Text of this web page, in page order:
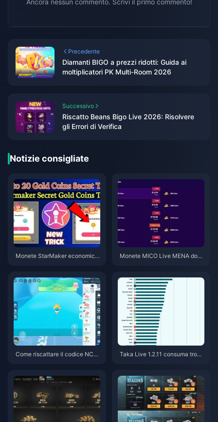
Ancora nessun commento. Scrivi il primo commento!
Precedente
Diamanti BIGO a prezzi ridotti: Guida ai
moltiplicatori PK Multi-Room 2026
Successivo
Riscatto Beans Bigo Live 2026: Risolvere
gli Errori di Verifica
Notizie consigliate
Monete StarMaker economich
Monete MICO Live MENA dopo
Come riscattare il codice NCR
Taka Live 1.2.11 consuma tropp
ioni